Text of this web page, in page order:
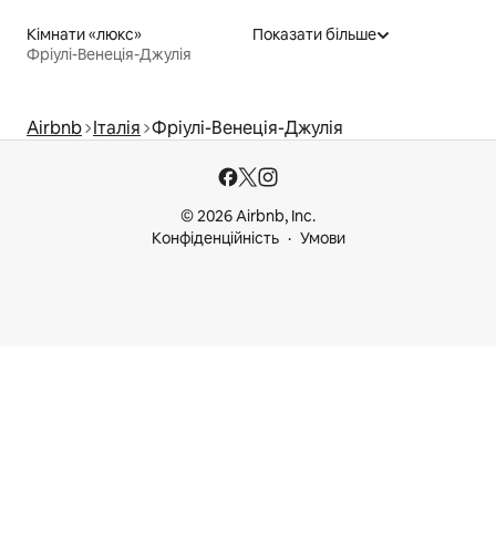
Кімнати «люкс»
Фріулі-Венеція-Джулія
Показати більше
Airbnb Італія Фріулі-Венеція-Джулія
© 2026 Airbnb, Inc.
Конфіденційність
Умови